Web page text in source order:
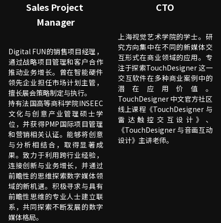
Sales Project
Manager
Digital FUN的销售项目经理，
通过战略项目管理和客户合作
推动业务增长。曾在智能硬件
领先企业担任市场计划主管，
擅长展会策略制定与执行。
持有法国高等商科学院INSEEC
文化与创意产业管理硕士学
位，并获得PMP国际项目管理
和营销相关认证。能够将创意
与分析相结合，取得显著成
果。致力于利用跨行业经验，
连接创新与业务增长，并通过
前瞻性的思维探索数字媒体领
域的新机遇。积极寻求与具有
前瞻性思维的专业人士建立联
系，共同探索不断发展的数字
媒体格局。
CTO
上海视觉艺术学院的学士。研
究方向集中在不同的新媒体交
互形式在商业领域的应用。专
注于探索TouchDesigner 这一
交互软件在多种商业案例中的
潜在应用价值。
TouchDesigner 中文官方社区
线上课程《TouchDesigner 与
雷达触控交互设计》、
《TouchDesigner 与音画互动
设计》主讲老师。